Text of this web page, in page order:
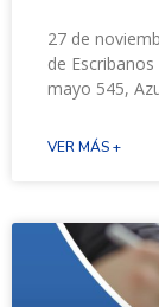
27 de
de
mayo 545,
VER MÁS +